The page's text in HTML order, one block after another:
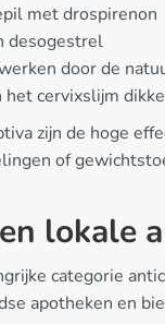
met drospirenon
desogestrel
door de
cervixslijm
zijn de hoge
of
lokale
categorie
apotheken en